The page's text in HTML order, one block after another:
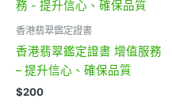
香港翡翠鑑定證書
香港翡翠鑑定證書 增值服務
– 提升信心、確保品質
$200